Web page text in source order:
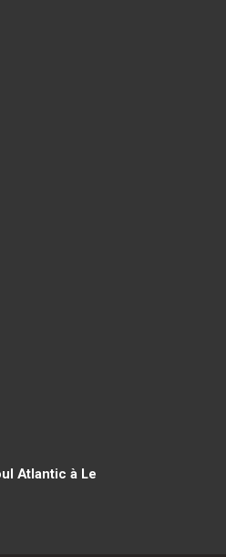
Atlantic à Le